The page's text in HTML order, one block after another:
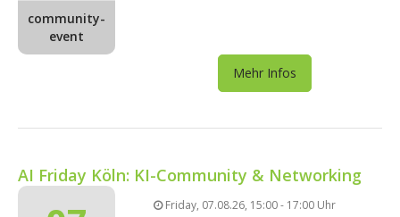
community-
event
Mehr Infos
AI Friday Köln: KI-Community & Networking
Friday, 07.08.26, 15:00 - 17:00 Uhr